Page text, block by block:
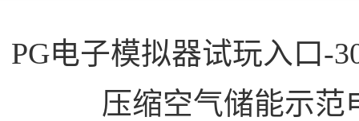
PG电子模拟器试玩入口-
压缩空气储能示范